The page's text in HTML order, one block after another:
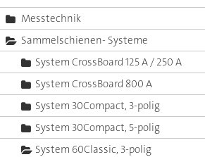
Messtechnik
Sammelschienen- Systeme
System CrossBoard 125 A / 250 A
System CrossBoard 800 A
System 30Compact, 3-polig
System 30Compact, 5-polig
System 60Classic, 3-polig